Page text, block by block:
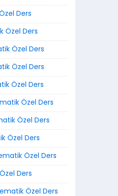
Ders
Özel Ders
Özel Ders
Özel Ders
Özel Ders
Özel Ders
Özel Ders
Özel Ders
Özel Ders
Ders
Özel Ders